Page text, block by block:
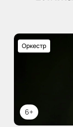
6+
Оркестр